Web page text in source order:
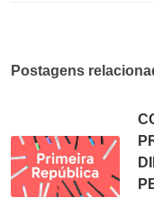
Postagens